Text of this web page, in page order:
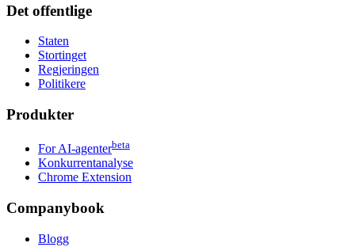
Det offentlige
Staten
Stortinget
Regjeringen
Politikere
Produkter
For AI-agenterbeta
Konkurrentanalyse
Chrome Extension
Companybook
Blogg